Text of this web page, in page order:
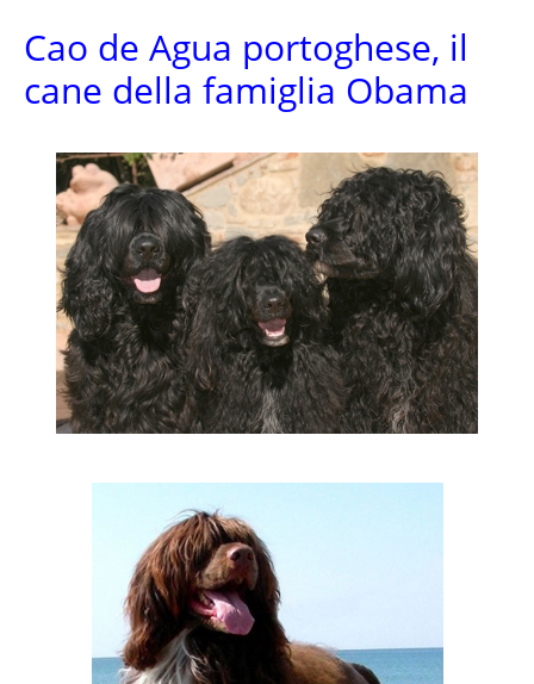
Cao de Agua portoghese, il
cane della famiglia Obama